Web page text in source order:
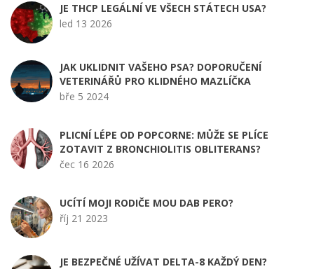
JE THCP LEGÁLNÍ VE VŠECH STÁTECH USA?
led 13 2026
JAK UKLIDNIT VAŠEHO PSA? DOPORUČENÍ
VETERINÁŘŮ PRO KLIDNÉHO MAZLÍČKA
bře 5 2024
PLICNÍ LÉPE OD POPCORNE: MŮŽE SE PLÍCE
ZOTAVIT Z BRONCHIOLITIS OBLITERANS?
čec 16 2026
UCÍTÍ MOJI RODIČE MOU DAB PERO?
říj 21 2023
JE BEZPEČNÉ UŽÍVAT DELTA-8 KAŽDÝ DEN?